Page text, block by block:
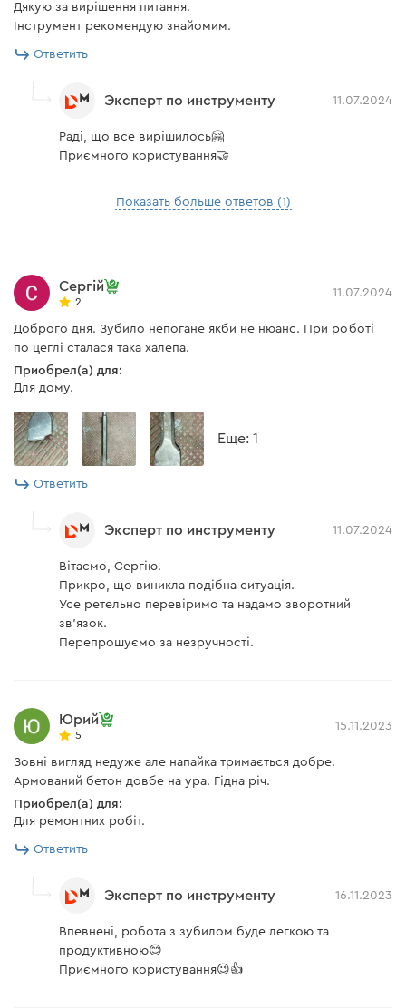
Дякую за вирішення питання.
Інструмент рекомендую знайомим.
Ответить
Эксперт по инструменту 11.07.2024
Раді, що все вирішилось🤗
Приємного користування🤝
Показать больше ответов (1)
Сергій
2
11.07.2024
Доброго дня. Зубило непогане якби не нюанс. При роботі
по цеглі сталася така халепа.
Приобрел(а) для:
Для дому.
Eще: 1
Ответить
Эксперт по инструменту 11.07.2024
Вітаємо, Сергію.
Прикро, що виникла подібна ситуація.
Усе ретельно перевіримо та надамо зворотний
зв'язок.
Перепрошуємо за незручності.
Юрий
5
15.11.2023
Зовні вигляд недуже але напайка тримається добре.
Армований бетон довбе на ура. Гідна річ.
Приобрел(а) для:
Для ремонтних робіт.
Ответить
Эксперт по инструменту 16.11.2023
Впевнені, робота з зубилом буде легкою та
продуктивною😊
Приємного користування😉👍